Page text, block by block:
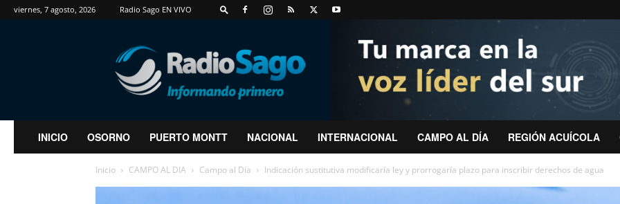
viernes, 7 agosto, 2026 Radio Sago EN VIVO
RadioSago
INICIO OSORNO PUERTO MONTT NACIONAL INTERNACIONAL CAMPO AL DÍA REGIÓN ACUÍCOLA
Inicio CAMPO AL DIA Campo al Día Indicación sustitutiva modificaría ley y prorrogaría plazo para inscribir derechos de agua